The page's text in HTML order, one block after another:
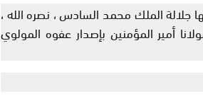
جلالة الملك محمد السادس ، نصره الله ،
أمير المؤمنين بإصدار عفوه المولوي